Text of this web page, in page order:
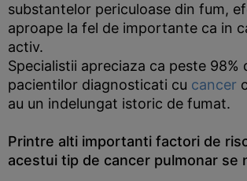
substantelor periculoase din fum,
aproape la fel de importante ca in
activ.
Specialistii apreciaza ca peste
pacientilor diagnosticati cu cancer
au un indelungat istoric de fumat.
Printre alti importanti factori de
acestui tip de cancer pulmonar se